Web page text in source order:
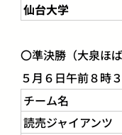
仙台大学
〇準決勝（大泉ほば
５月６日午前８時
チーム名
読売ジャイアンツ